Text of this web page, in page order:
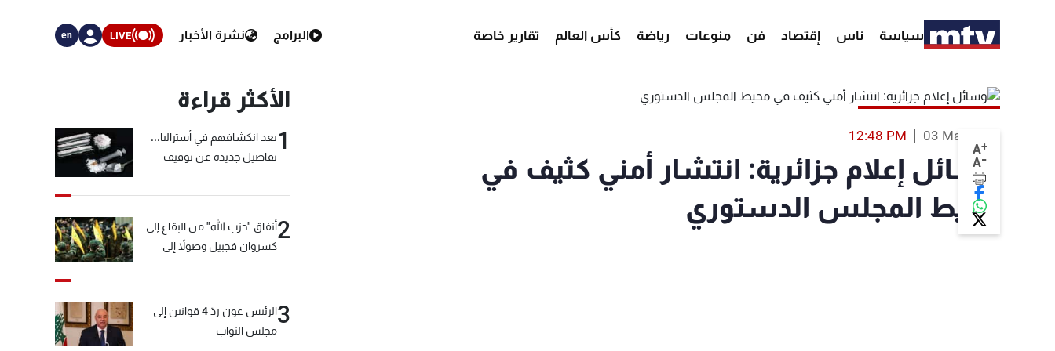
سياسة ناس إقتصاد فن منوعات رياضة كأس العالم تقارير خاصة البرامج نشرة الأخبار LIVE
en
A+
A-
03 Mar 2019
12:48 PM
وسائل إعلام جزائرية: انتشار أمني كثيف في
محيط المجلس الدستوري
الأكثر قراءة
1بعد انكشافهم في أستراليا...
تفاصيل جديدة عن توقيف
2أنفاق "حزب الله" من البقاع إلى
كسروان فجبيل وصولاً إلى
3
الرئيس عون ردّ 4 قوانين إلى
مجلس النواب